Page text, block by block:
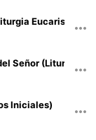
Eucaristica)
Señor (Liturgia
Iniciales)